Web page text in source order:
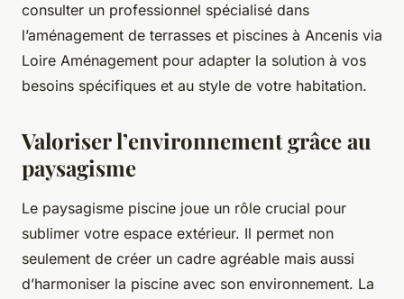
consulter un professionnel spécialisé dans
l’aménagement de terrasses et piscines à Ancenis via
Loire Aménagement pour adapter la solution à vos
besoins spécifiques et au style de votre habitation.
Valoriser l’environnement grâce au
paysagisme
Le paysagisme piscine joue un rôle crucial pour
sublimer votre espace extérieur. Il permet non
seulement de créer un cadre agréable mais aussi
d’harmoniser la piscine avec son environnement. La